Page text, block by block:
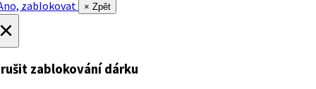
zablokovat
× Zpět
zablokování dárku